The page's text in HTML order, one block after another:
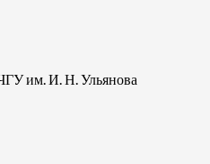
им. И. Н. Ульянова